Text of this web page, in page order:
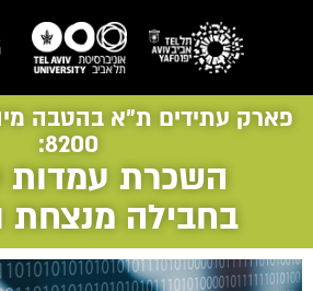
פארק עתידים ת"א בהטבה
8200:
השכרת עמדות
בחבילה מנצחת